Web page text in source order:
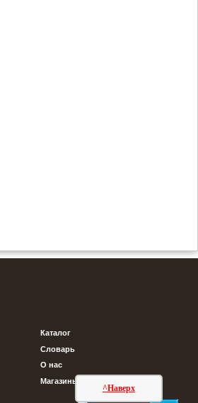
^Наверх
Каталог
Словарь
О нас
Магазины